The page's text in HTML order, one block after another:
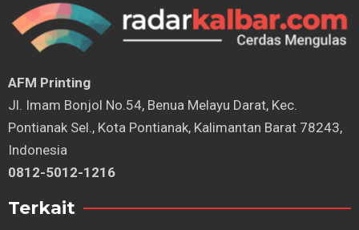
AFM Printing
⁠Jl. Imam Bonjol No.54, Benua Melayu Darat, Kec.
Pontianak Sel., Kota Pontianak, Kalimantan Barat 78243,
Indonesia
0812-5012-1216
Terkait